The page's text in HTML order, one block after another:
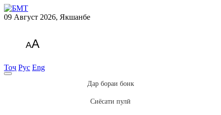
09 Август 2026, Якшанбе
AA
Тоҷ Рус Eng
Дар бораи бонк
Сиёсати пулӣ